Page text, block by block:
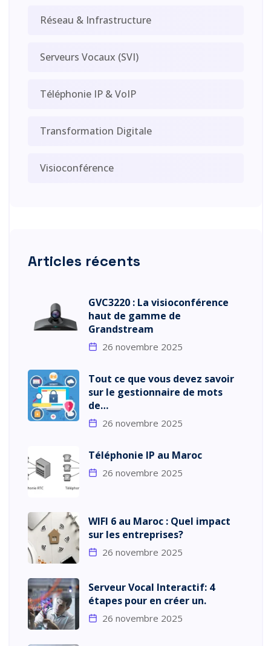
Réseau & Infrastructure
Serveurs Vocaux (SVI)
Téléphonie IP & VoIP
Transformation Digitale
Visioconférence
Articles récents
GVC3220 : La visioconférence
haut de gamme de
Grandstream
26 novembre 2025
Tout ce que vous devez savoir
sur le gestionnaire de mots
de…
26 novembre 2025
Téléphonie IP au Maroc
26 novembre 2025
WIFI 6 au Maroc : Quel impact
sur les entreprises?
26 novembre 2025
Serveur Vocal Interactif: 4
étapes pour en créer un.
26 novembre 2025